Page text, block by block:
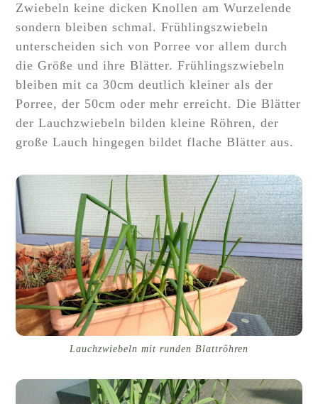
Zwiebeln keine dicken Knollen am Wurzelende
sondern bleiben schmal. Frühlingszwiebeln
unterscheiden sich von Porree vor allem durch
die Größe und ihre Blätter. Frühlingszwiebeln
bleiben mit ca 30cm deutlich kleiner als der
Porree, der 50cm oder mehr erreicht. Die Blätter
der Lauchzwiebeln bilden kleine Röhren, der
große Lauch hingegen bildet flache Blätter aus.
Lauchzwiebeln mit runden Blattröhren